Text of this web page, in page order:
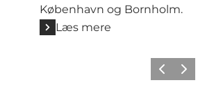
København og Bornholm.
Læs mere
ForrigeNæste